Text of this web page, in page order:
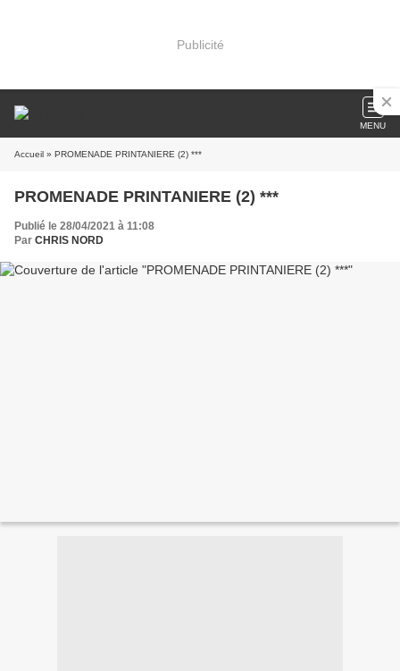
Publicité
MENU
Accueil » PROMENADE PRINTANIERE (2) ***
PROMENADE PRINTANIERE (2) ***
Publié le 28/04/2021 à 11:08
Par CHRIS NORD